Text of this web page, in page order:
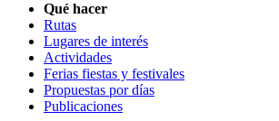
Qué hacer
Rutas
Lugares de interés
Actividades
Ferias fiestas y festivales
Propuestas por días
Publicaciones